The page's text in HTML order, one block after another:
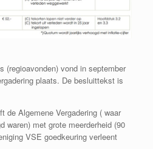
(regioavonden) vond in september
plaats. De besluittekst is
de Algemene Vergadering ( waar
waren) met grote meerderheid (90
VSE goedkeuring verleent